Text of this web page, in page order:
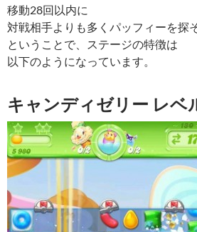
移動28回以内に
対戦相手よりも多くパッフィーを探
ということで、ステージの特徴は
以下のようになっています。
キャンディゼリー レベ